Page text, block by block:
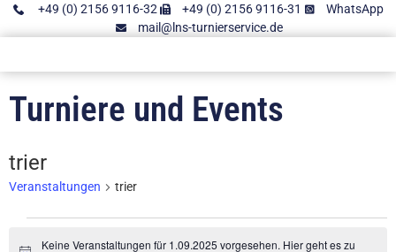
+49 (0) 2156 9116-32 +49 (0) 2156 9116-31
WhatsApp
mail@lns-turnierservice.de
Turniere und Events
trier
Veranstaltungen trier
Keine Veranstaltungen für 1.09.2025 vorgesehen. Hier geht es zu